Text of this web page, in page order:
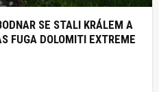
SE STALI KRÁLEM A
FUGA DOLOMITI EXTREME